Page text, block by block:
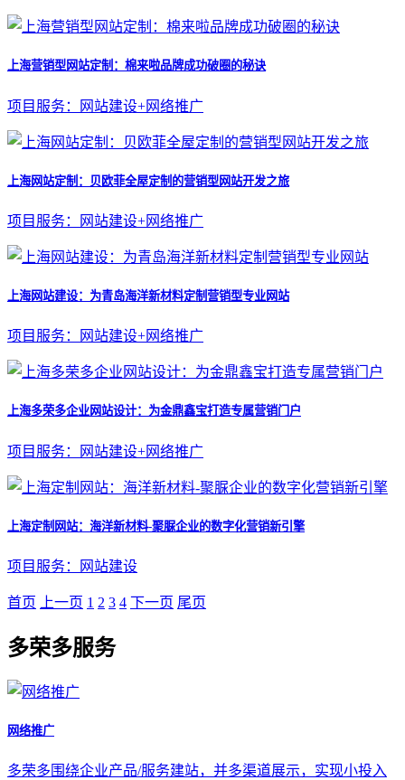
上海营销型网站定制：棉来啦品牌成功破圈的秘诀
项目服务：网站建设+网络推广
上海网站定制：贝欧菲全屋定制的营销型网站开发之旅
项目服务：网站建设+网络推广
上海网站建设：为青岛海洋新材料定制营销型专业网站
项目服务：网站建设+网络推广
上海多荣多企业网站设计：为金鼎鑫宝打造专属营销门户
项目服务：网站建设+网络推广
上海定制网站：海洋新材料-聚脲企业的数字化营销新引擎
项目服务：网站建设
首页 上一页 1 2 3 4 下一页 尾页
多荣多服务
网络推广
多荣多围绕企业产品/服务建站，并多渠道展示，实现小投入